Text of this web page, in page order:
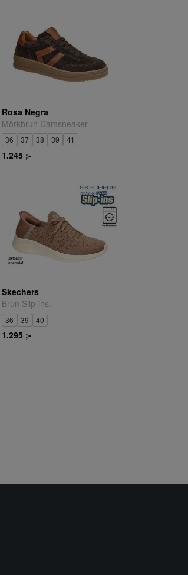
Rosa Negra
Mörkbrun Damsneaker.
36 37 38 39 41
1.245 ;-
Skechers
Brun Slip-ins.
36 39 40
1.295 ;-